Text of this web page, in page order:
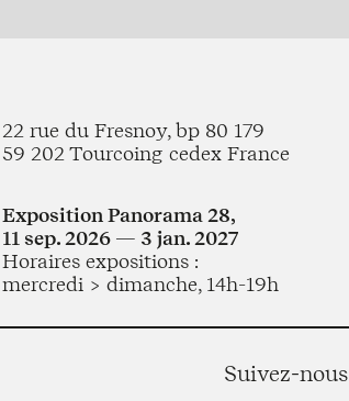
22 rue du Fresnoy, bp 80 179
59 202 Tourcoing cedex France
Exposition Panorama 28,
11 sep. 2026 — 3 jan. 2027
Horaires expositions :
mercredi > dimanche, 14h-19h
Suivez-nous